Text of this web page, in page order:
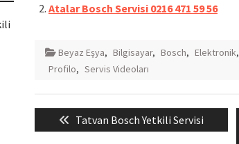
Atalar Bosch Servisi 0216 471 59 56
Beyaz Eşya, Bilgisayar, Bosch, Elektronik,
Profilo, Servis Videoları
Yazı
gezinmesi
Previous
post:
Tatvan Bosch Yetkili Servisi